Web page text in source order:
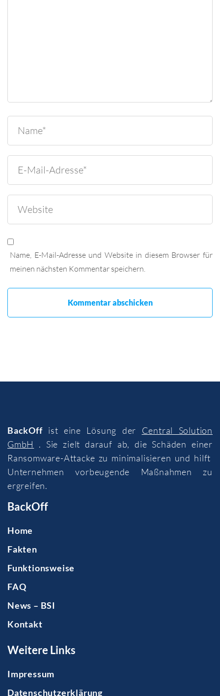
Name, E-Mail-Adresse und Website in diesem Browser für
meinen nächsten Kommentar speichern.
BackOffist eine Lösung der Central Solution
GmbH
. Sie zielt darauf ab, die Schäden einer
Ransomware-Attacke zu minimalisieren und hilft
Unternehmen vorbeugende Maßnahmen zu
ergreifen.
BackOff
Home
Fakten
Funktionsweise
FAQ
News – BSI
Kontakt
Weitere Links
Impressum
Datenschutzerklärung